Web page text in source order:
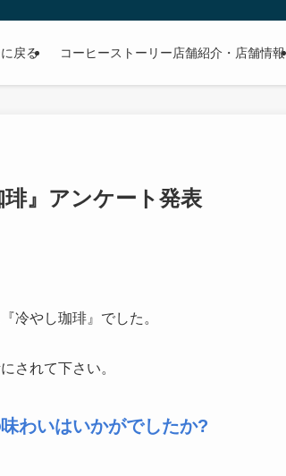
戻る コーヒーストーリー店舗紹介・店舗情報
』アンケート発表
冷やし珈琲』でした。
されて下さい。
わいはいかがでしたか?